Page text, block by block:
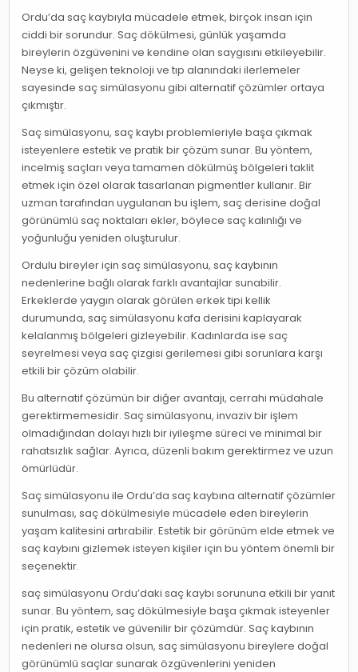
Ordu’da saç kaybıyla mücadele etmek, birçok insan için
ciddi bir sorundur. Saç dökülmesi, günlük yaşamda
bireylerin özgüvenini ve kendine olan saygısını etkileyebilir.
Neyse ki, gelişen teknoloji ve tıp alanındaki ilerlemeler
sayesinde saç simülasyonu gibi alternatif çözümler ortaya
çıkmıştır.
Saç simülasyonu, saç kaybı problemleriyle başa çıkmak
isteyenlere estetik ve pratik bir çözüm sunar. Bu yöntem,
incelmiş saçları veya tamamen dökülmüş bölgeleri taklit
etmek için özel olarak tasarlanan pigmentler kullanır. Bir
uzman tarafından uygulanan bu işlem, saç derisine doğal
görünümlü saç noktaları ekler, böylece saç kalınlığı ve
yoğunluğu yeniden oluşturulur.
Ordulu bireyler için saç simülasyonu, saç kaybının
nedenlerine bağlı olarak farklı avantajlar sunabilir.
Erkeklerde yaygın olarak görülen erkek tipi kellik
durumunda, saç simülasyonu kafa derisini kaplayarak
kelalanmış bölgeleri gizleyebilir. Kadınlarda ise saç
seyrelmesi veya saç çizgisi gerilemesi gibi sorunlara karşı
etkili bir çözüm olabilir.
Bu alternatif çözümün bir diğer avantajı, cerrahi müdahale
gerektirmemesidir. Saç simülasyonu, invaziv bir işlem
olmadığından dolayı hızlı bir iyileşme süreci ve minimal bir
rahatsızlık sağlar. Ayrıca, düzenli bakım gerektirmez ve uzun
ömürlüdür.
Saç simülasyonu ile Ordu’da saç kaybına alternatif çözümler
sunulması, saç dökülmesiyle mücadele eden bireylerin
yaşam kalitesini artırabilir. Estetik bir görünüm elde etmek ve
saç kaybını gizlemek isteyen kişiler için bu yöntem önemli bir
seçenektir.
saç simülasyonu Ordu’daki saç kaybı sorununa etkili bir yanıt
sunar. Bu yöntem, saç dökülmesiyle başa çıkmak isteyenler
için pratik, estetik ve güvenilir bir çözümdür. Saç kaybının
nedenleri ne olursa olsun, saç simülasyonu bireylere doğal
görünümlü saçlar sunarak özgüvenlerini yeniden